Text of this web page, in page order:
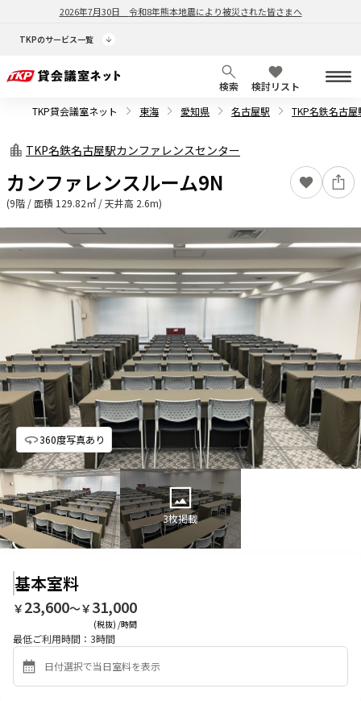
2026年7月30日 令和8年熊本地震により被災された皆さまへ
TKPのサービス一覧
検索
検討リスト
TKP貸会議室ネット
東海 愛知県 名古屋駅 TKP名鉄名古
TKP名鉄名古屋駅カンファレンスセンター
カンファレンスルーム9N
(9階 / 面積 129.82㎡ / 天井高 2.6m)
360度写真あり
3枚掲載
基本室料
￥ 23,600〜￥ 31,000
(税抜) /時間
最低ご利用時間： 3時間